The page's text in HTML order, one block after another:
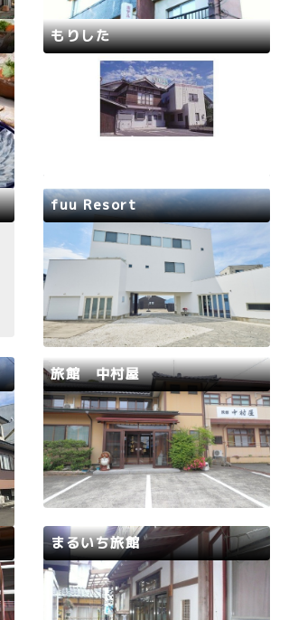
もりした
当館は小浜の奥座敷と言われる阿納
海岸にあり、一年を通して海鮮料理
をご提供しております。自家養殖し
8,900円～、ふぐづくし料理:1泊2
食12,900円～)でご提供しており
ます。また10名様以上から、お
料…
小浜市
fuu Resort
福井県高浜町一棟貸しリゾートレン
タル別荘1日1組限定ocean view
のプライベート空間「ふぅ～」と一
息つけるここにしか無い贅沢な一生
の記憶に残るひとときをペット同伴
できます。詳しくはHP 内「ワンち
ゃん同伴」をご確認の上、ご予約を
お願いいたします。【宿一覧】…
高浜町
旅館 中村屋
水晶浜から車で4分。新鮮な地魚料
理が自慢です。所有している定置網
で獲れた魚は鮮度抜群。活きの良さ
ならどこにも負けません。秋冬はカ
す。釣船も保有しており、ファミリ
ーからマニアの方まで幅広くお楽し
み頂けます。
若狭路 美浜町
まるいち旅館
若狭小浜は「トラフグ王国」。冬の
若狭路 小浜市